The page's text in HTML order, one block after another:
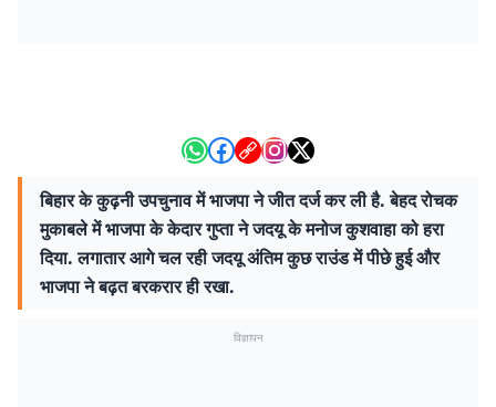
बिहार के कुढ़नी उपचुनाव में भाजपा ने जीत दर्ज कर ली है. बेहद रोचक
मुकाबले में भाजपा के केदार गुप्ता ने जदयू के मनोज कुशवाहा को हरा
दिया. लगातार आगे चल रही जदयू अंतिम कुछ राउंड में पीछे हुई और
भाजपा ने बढ़त बरकरार ही रखा.
विज्ञापन